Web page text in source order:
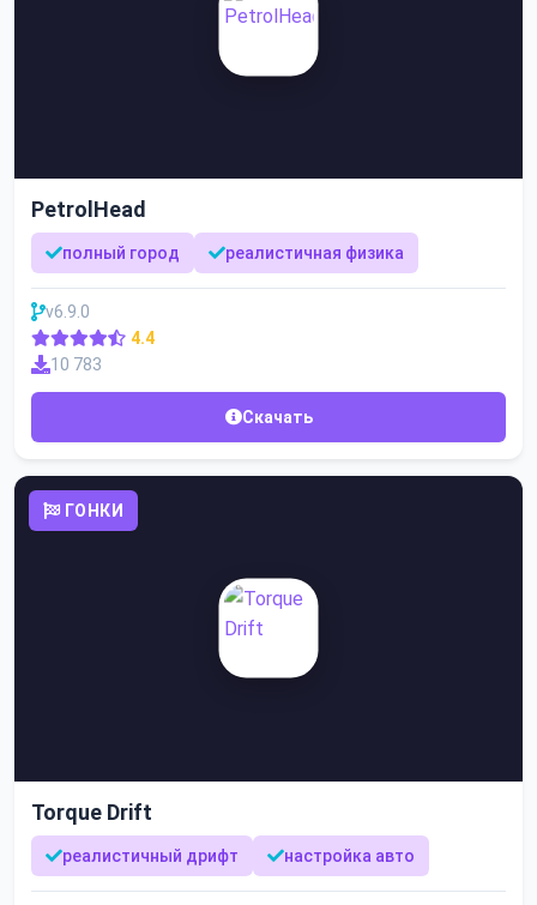
PetrolHead
полный город реалистичная физика
v6.9.0
4.4
10 783
Скачать
ГОНКИ
Torque Drift
реалистичный дрифт настройка авто